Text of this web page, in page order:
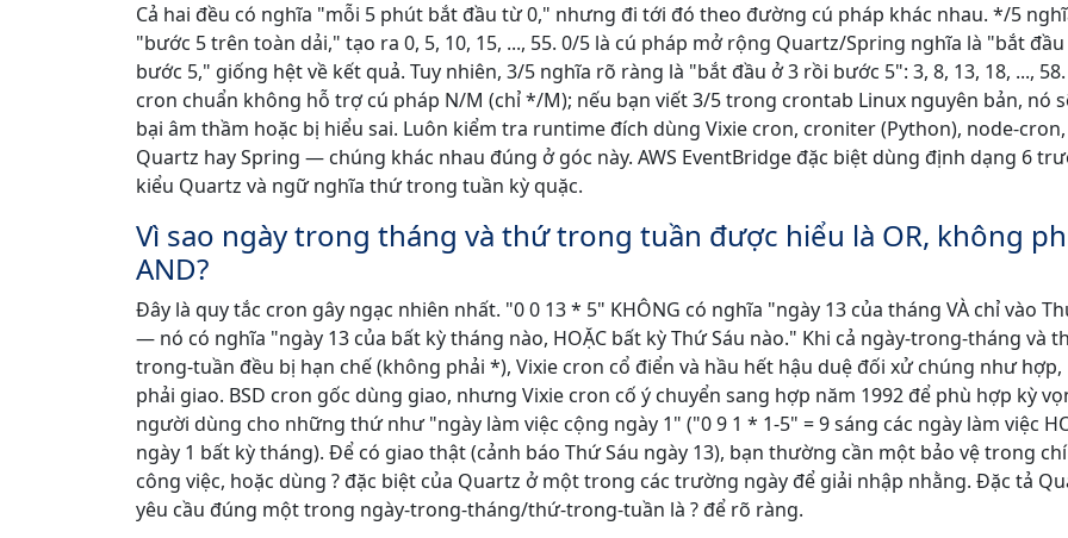
Cả hai đều có nghĩa "mỗi 5 phút bắt đầu từ 0," nhưng đi tới đó theo đường cú pháp khác nhau. */5
"bước 5 trên toàn dải," tạo ra 0, 5, 10, 15, ..., 55. 0/5 là cú pháp mở rộng Quartz/Spring nghĩa là "bắt đầu
bước 5," giống hệt về kết quả. Tuy nhiên, 3/5 nghĩa rõ ràng là "bắt đầu ở 3 rồi bước 5": 3, 8, 13, 18, ...,
cron chuẩn không hỗ trợ cú pháp N/M (chỉ */M); nếu bạn viết 3/5 trong crontab Linux nguyên bản, nó
bại âm thầm hoặc bị hiểu sai. Luôn kiểm tra runtime đích dùng Vixie cron, croniter (Python), node-cron,
Quartz hay Spring — chúng khác nhau đúng ở góc này. AWS EventBridge đặc biệt dùng định dạng 6
kiểu Quartz và ngữ nghĩa thứ trong tuần kỳ quặc.
Vì sao ngày trong tháng và thứ trong tuần được hiểu là OR, không
AND?
Đây là quy tắc cron gây ngạc nhiên nhất. "0 0 13 * 5" KHÔNG có nghĩa "ngày 13 của tháng VÀ chỉ vào
— nó có nghĩa "ngày 13 của bất kỳ tháng nào, HOẶC bất kỳ Thứ Sáu nào." Khi cả ngày-trong-tháng và
trong-tuần đều bị hạn chế (không phải *), Vixie cron cổ điển và hầu hết hậu duệ đối xử chúng như
phải giao. BSD cron gốc dùng giao, nhưng Vixie cron cố ý chuyển sang hợp năm 1992 để phù hợp kỳ
người dùng cho những thứ như "ngày làm việc cộng ngày 1" ("0 9 1 * 1-5" = 9 sáng các ngày làm việc
ngày 1 bất kỳ tháng). Để có giao thật (cảnh báo Thứ Sáu ngày 13), bạn thường cần một bảo vệ trong
công việc, hoặc dùng ? đặc biệt của Quartz ở một trong các trường ngày để giải nhập nhằng. Đặc tả
yêu cầu đúng một trong ngày-trong-tháng/thứ-trong-tuần là ? để rõ ràng.